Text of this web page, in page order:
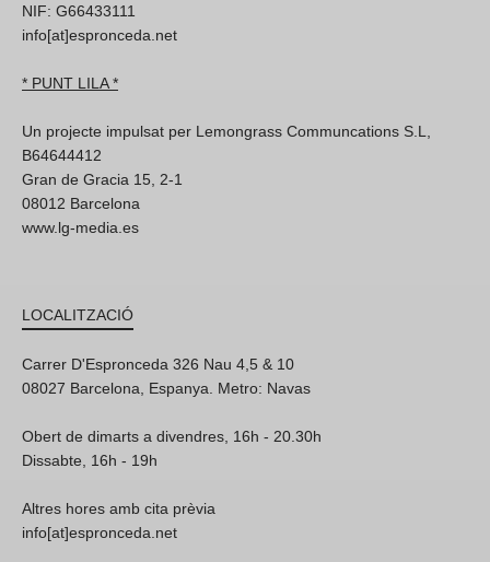
NIF: G66433111
info[at]espronceda.net
* PUNT LILA *
Un projecte impulsat per Lemongrass Communcations S.L,
B64644412
Gran de Gracia 15, 2-1
08012 Barcelona
www.lg-media.es
LOCALITZACIÓ
Carrer D'Espronceda 326 Nau 4,5 & 10
08027 Barcelona, Espanya. Metro: Navas
Obert de dimarts a divendres, 16h - 20.30h
Dissabte, 16h - 19h
Altres hores amb cita prèvia
info[at]espronceda.net